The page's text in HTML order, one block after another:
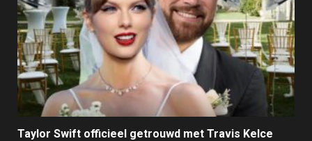
Taylor Swift officieel getrouwd met Travis Kelce